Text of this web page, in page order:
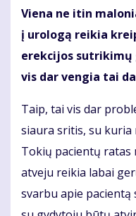
Viena ne itin
į urologą reikia
erekcijos sutrikimų
vis dar vengia tai
Taip, tai vis dar
siaura sritis, su kuria
Tokių pacientų ratas
atveju reikia labai
svarbu apie pacientą